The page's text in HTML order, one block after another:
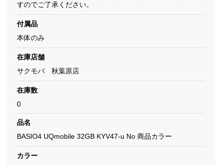
すのでご了承ください。
付属品
本体のみ
在庫店舗
サクモバ 秋葉原店
在庫数
0
品名
BASIO4 UQmobile 32GB KYV47-u No 商品カラー
カラー